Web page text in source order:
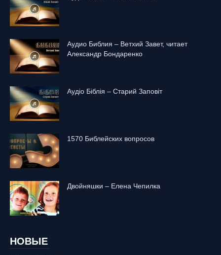
Аудио Библия – Ветхий Завет, читает
Александр Бондаренко
Аудіо Біблія – Старий Заповіт
1570 Библейских вопросов
Двойняшки – Елена Чепилка
НОВЫЕ